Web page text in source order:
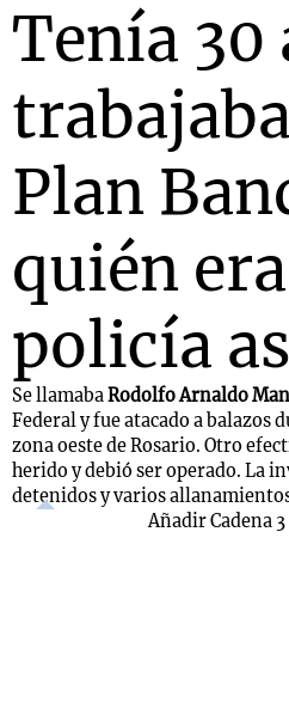
Tenía 30
Plan
quién
policía
Se llamabaRodolfo Arnaldo
Federal y fue atacado a balazos
zona oeste de Rosario. Otro
herido y debió ser operado. La
detenidos y varios
Añadir Cadena 3